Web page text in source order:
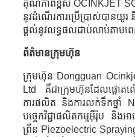
គុណភាពខ្ពស់ OCINKJET
នូវដំណើរការប្រើប្រាស់បានយូ
ផ្តល់នូវលទ្ធផលជាប់លាប់តាមព
ព័ត៌មានក្រុមហ៊ុន
ក្រុមហ៊ុន Dongguan
Ltd គឺជាក្រុមហ៊ុនដែលផ្តោតលើ
ការផលិត និងការលក់ទឹកថ្នាំ
បច្ចេកវិជ្ជាផលិតកម្មអ៊ឺរ៉ុប និង
ព្រីន Piezoelectric Spraying